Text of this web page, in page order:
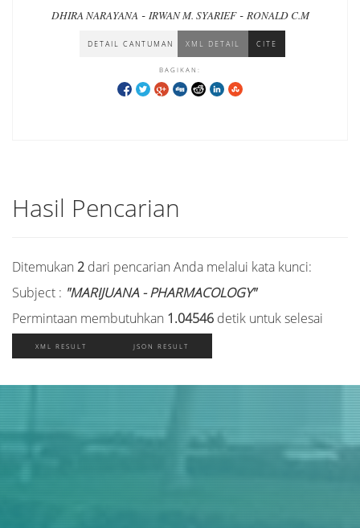
DHIRA NARAYANA - IRWAN M. SYARIEF- RONALD C.M
DETAIL CANTUMAN XML DETAIL CITE
BAGIKAN:
Hasil Pencarian
Ditemukan 2 dari pencarian Anda melalui kata kunci:
Subject : "MARIJUANA - PHARMACOLOGY"
Permintaan membutuhkan 1.04546 detik untuk selesai
XML RESULT JSON RESULT